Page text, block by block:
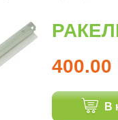
400.00
В